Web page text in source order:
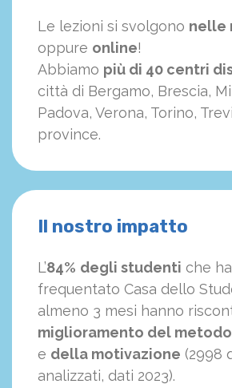
Le lezioni si svolgono nelle
oppure online!
Abbiamo più di 40 centri
città di Bergamo, Brescia,
Padova, Verona, Torino,
province.
Il nostro impatto
L’84% degli studenti che
frequentato Casa dello
almeno 3 mesi hanno
miglioramento del
e della motivazione (2998
analizzati, dati 2023).